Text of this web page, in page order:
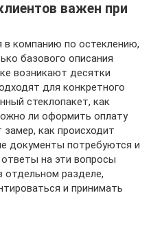
важен при
в компанию по остеклению,
базового описания
возникают десятки
для конкретного
стеклопакет, как
ли оформить оплату
как происходит
документы потребуются и
на эти вопросы
отдельном разделе,
и принимать